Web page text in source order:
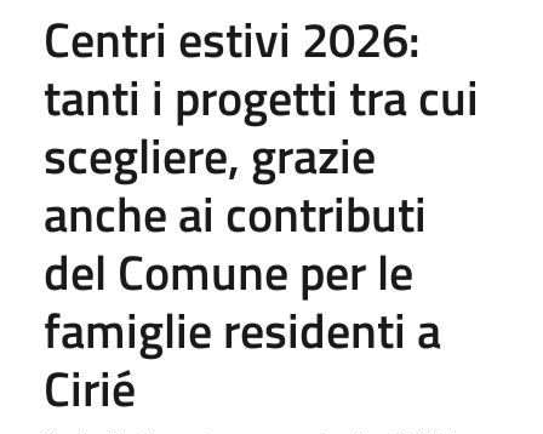
Centri estivi 2026:
tanti i progetti tra cui
scegliere, grazie
anche ai contributi
del Comune per le
famiglie residenti a
Cirié